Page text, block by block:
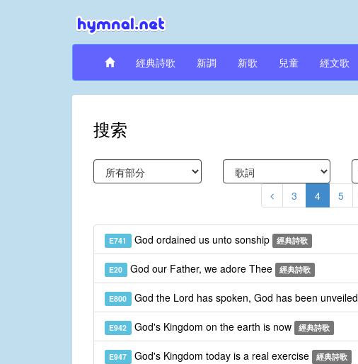
經典詩歌 新調 新歌 兒童 經文歌
搜索
3 4 5
E741 God ordained us unto sonship 經典詩歌
E20 God our Father, we adore Thee 經典詩歌
E800 God the Lord has spoken, God has been unveiled
E942 God's Kingdom on the earth is now 經典詩歌
E947 God's Kingdom today is a real exercise 經典詩歌